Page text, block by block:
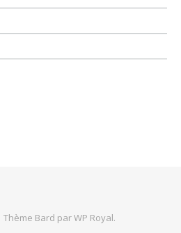
Thème Bard parWP Royal.